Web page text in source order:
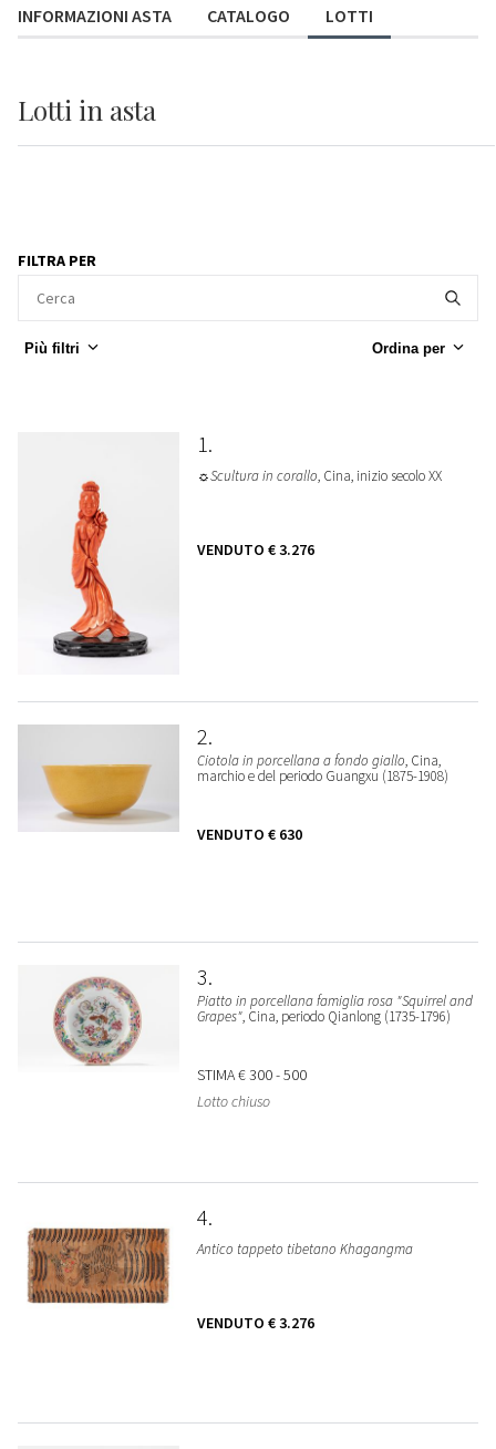
INFORMAZIONI ASTA CATALOGO LOTTI
Lotti in asta
FILTRA PER
Più filtri Ordina per
1
☼Scultura in corallo, Cina, inizio secolo XX
VENDUTO € 3.276
2
Ciotola in porcellana a fondo giallo, Cina,
marchio e del periodo Guangxu (1875-1908)
VENDUTO € 630
3
Piatto in porcellana famiglia rosa "Squirrel and
Grapes", Cina, periodo Qianlong (1735-1796)
STIMA€ 300 - 500
Lotto chiuso
4
Antico tappeto tibetano Khagangma
VENDUTO € 3.276